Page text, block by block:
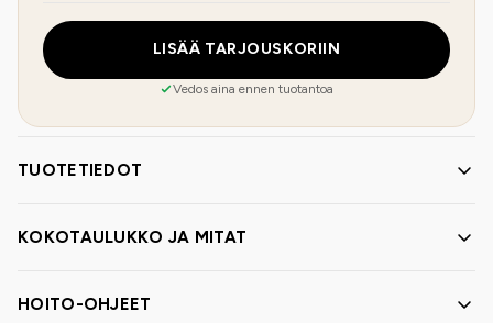
LISÄÄ TARJOUSKORIIN
Vedos aina ennen tuotantoa
TUOTETIEDOT
KOKOTAULUKKO JA MITAT
HOITO-OHJEET